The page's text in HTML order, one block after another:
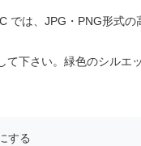
では、JPG・PNG形式の
て下さい。緑色のシルエ
する